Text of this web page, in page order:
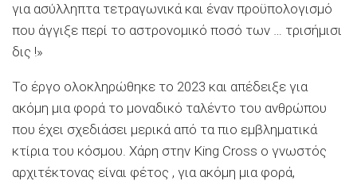
για ασύλληπτα τετραγωνικά και έναν προϋπολογισμό
που άγγιξε περί το αστρονομικό ποσό των … τρισήμισι
δις !»
Το έργο ολοκληρώθηκε το 2023 και απέδειξε για
ακόμη μια φορά το μοναδικό ταλέντο του ανθρώπου
που έχει σχεδιάσει μερικά από τα πιο εμβληματικά
κτίρια του κόσμου. Χάρη στην King Cross ο γνωστός
αρχιτέκτονας είναι φέτος , για ακόμη μια φορά,